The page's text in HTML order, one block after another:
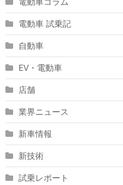
電動車 試乗記
自動車
EV・電動車
店舗
業界ニュース
新車情報
新技術
試乗レポート